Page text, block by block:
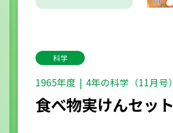
科学
1965年度 4年の科学（11月号）
食べ物実けんセット